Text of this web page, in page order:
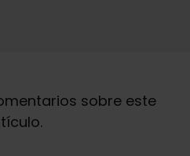
WhitePress sp. z o.o. y sus socios comerciales de confianza interesados en comercializar sus propios bienes o servicios. La base jurídica para el tratamiento de sus datos personales es el consentimiento que usted ha dado (artículo 6, apartado 1, letra a) RODO).
sobre este